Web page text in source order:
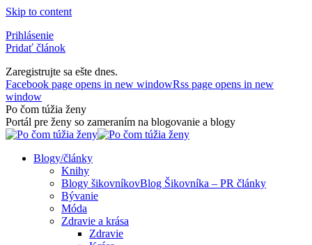
Skip to content
Prihlásenie
Pridať článok
Zaregistrujte sa ešte dnes.
Facebook page opens in new windowRss page opens in new
window
Po čom túžia ženy
Portál pre ženy so zameraním na blogovanie a blogy
Blogy/články
Knihy
Blogy šikovníkovBlog Šikovníka – PR články
Bývanie
Móda
Zdravie a krása
Zdravie